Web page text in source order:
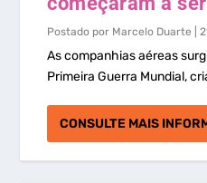
Postado por Marcelo Duarte |
As companhias aéreas
Primeira Guerra Mundial,
CONSULTE MAIS